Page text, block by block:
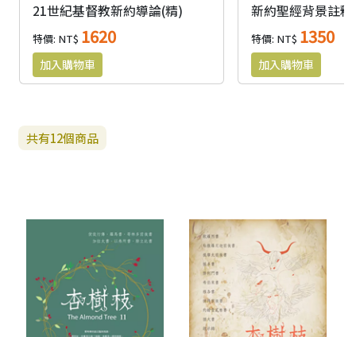
21世紀基督教新約導論(精)
特價: NT$ 1620
新約聖經背景註
特價: NT$ 1350
共有12個商品